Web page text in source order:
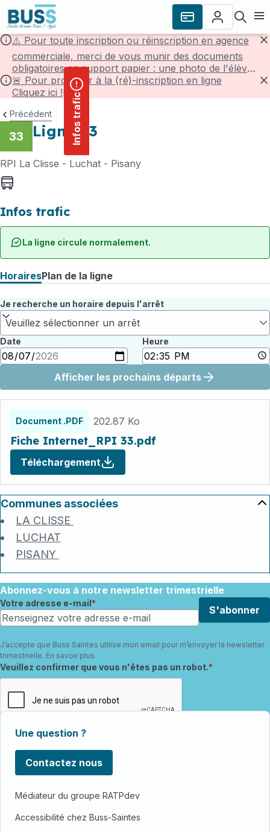
principal
⚠️ Pour toute inscription ou réinscription en agence
commerciale, merci de vous munir des documents
obligatoires en support papier : une photo de l'élève,
une pièce d'identité de l'élève et un justificatif de
domicile de -3mois.
🚨 Pour procéder à la (ré)-inscription en ligne
Cliquez ici !
Infos trafic
Précédent
33 Ligne 33
RPI La Clisse - Luchat - Pisany
Bus
Infos trafic
La ligne circule normalement.
HorairesPlan de la ligne
Je recherche un horaire depuis l'arrêt
Veuillez sélectionner un arrêt
Date Heure
Afficher les prochains départs
horaires
Document .PDF 202.87 Ko
Fiche Internet_RPI 33.pdf
Téléchargement
Communes associées
LA CLISSE
LUCHAT
PISANY
Abonnez-vous à notre newsletter trimestrielle
Votre adresse e-mail
S'abonner
J’accepte que Buss Saintes utilise mon email pour m’envoyer la newsletter
trimestrielle. En savoir plus.
Champ requis
Veuillez confirmer que vous n'êtes pas un robot.
Une question ?
Contactez nous
Médiateur du groupe RATPdev
Accessibilité chez Buss-Saintes
Panneau de gestion des cookies